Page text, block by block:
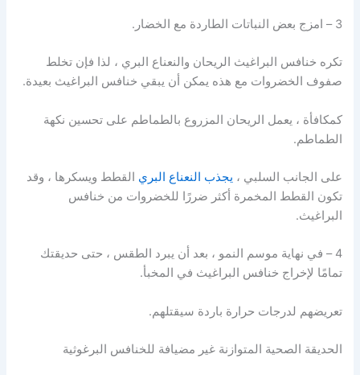
3 – امزج بعض النباتات الطاردة مع الخضار.
تكره خنافس البراغيث الريحان والنعناع البري ، لذا فإن تخلط
صفوف الخضروات مع هذه يمكن أن يبقي خنافس البراغيث بعيدة.
كمكافأة ، يعمل الريحان المزروع بالطماطم على تحسين نكهة
الطماطم.
على الجانب السلبي ، يجذب النعناع البري القطط ويسكرها ، وقد
تكون القطط المخمرة أكثر ضررًا للخضروات من خنافس
البراغيث.
4 – في نهاية موسم النمو ، بعد أن يبرد الطقس ، حتى حديقتك
تمامًا لإخراج خنافس البراغيث في المخبأ.
تعريضهم لدرجات حرارة باردة سيقتلهم.
الحديقة الصحية المتوازنة غير مضيافة للخنافس البرغوثية